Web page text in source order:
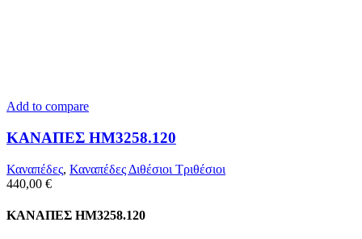
Add to compare
ΚΑΝΑΠΕΣ HM3258.120
Καναπέδες, Καναπέδες Διθέσιοι Τριθέσιοι
440,00 €
ΚΑΝΑΠΕΣ HM3258.120